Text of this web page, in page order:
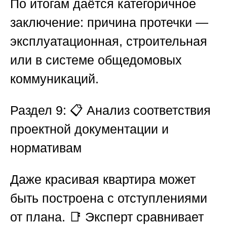
По итогам даётся категоричное
заключение: причина протечки —
эксплуатационная, строительная
или в системе общедомовых
коммуникаций.
Раздел 9: 📋 Анализ соответствия
проектной документации и
нормативам
Даже красивая квартира может
быть построена с отступлениями
от плана. 📑 Эксперт сравнивает